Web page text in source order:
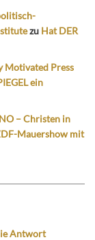
zu Hat DER
Motivated Press
ein
– Christen in
Mauershow mit
Antwort